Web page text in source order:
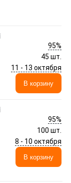
95%
45 шт.
11 - 13 октября
В корзину
95%
100 шт.
8 - 10 октября
В корзину